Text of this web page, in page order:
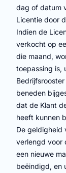
dag of datum
Licentie door
Indien de
verkocht op
die maand,
toepassing is,
beneden
dat de Klant
heeft kunnen
De geldigheid
verlengd voor
een nieuwe
beëindigd, en